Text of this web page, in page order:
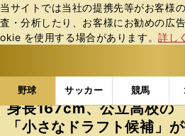
当サイトでは当社の提携先等がお客様
査・分析したり、お客様にお勧めの広
okie を使⽤する場合があります。詳し
野球 サッカー 競馬
b
ス
ポ
ル
野球の記事一覧 高校野球他
身長167cm、公立高校の
「小さなドラフト候補」